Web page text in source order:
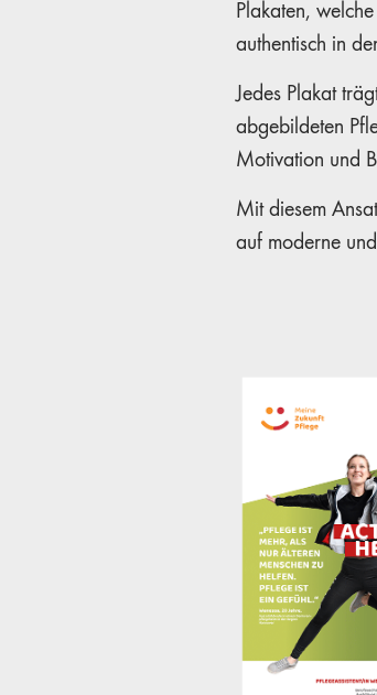
Plakaten,
authentisch in
Jedes Plakat
abgebildeten
Motivation und
Mit diesem
auf moderne